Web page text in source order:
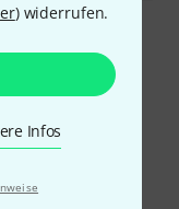
) widerrufen.
Infos
für ein
ich gehe mit
XLR Stecker mit